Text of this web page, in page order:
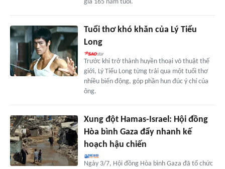
gia 165 năm tuổi.
Tuổi thơ khó khăn của Lý Tiểu
Long
Trước khi trở thành huyền thoại võ thuật thế
giới, Lý Tiểu Long từng trải qua một tuổi thơ
nhiều biến động, góp phần hun đúc ý chí của
ông.
Xung đột Hamas-Israel: Hội đồng
Hòa bình Gaza đẩy nhanh kế
hoạch hậu chiến
Ngày 3/7, Hội đồng Hòa bình Gaza đã tổ chức